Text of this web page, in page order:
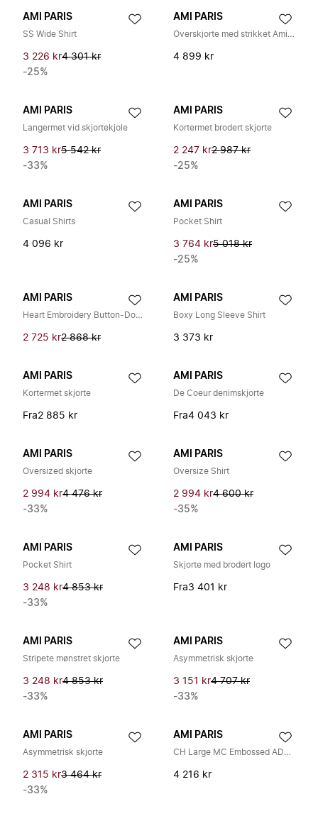
AMI PARIS
SS Wide Shirt
3 226 kr4 301 kr
-25%
AMI PARIS
Overskjorte med strikket Ami de Coeur
4 899 kr
AMI PARIS
Langermet vid skjortekjole
3 713 kr5 542 kr
-33%
AMI PARIS
Kortermet brodert skjorte
2 247 kr2 987 kr
-25%
AMI PARIS
Casual Shirts
4 096 kr
AMI PARIS
Pocket Shirt
3 764 kr5 018 kr
-25%
AMI PARIS
Heart Embroidery Button-Down Shirt
2 725 kr2 868 kr
AMI PARIS
Boxy Long Sleeve Shirt
3 373 kr
AMI PARIS
Kortermet skjorte
Fra2 885 kr
AMI PARIS
De Coeur denimskjorte
Fra4 043 kr
AMI PARIS
Oversized skjorte
2 994 kr4 476 kr
-33%
AMI PARIS
Oversize Shirt
2 994 kr4 600 kr
-35%
AMI PARIS
Pocket Shirt
3 248 kr4 853 kr
-33%
AMI PARIS
Skjorte med brodert logo
Fra3 401 kr
AMI PARIS
Stripete mønstret skjorte
3 248 kr4 853 kr
-33%
AMI PARIS
Asymmetrisk skjorte
3 151 kr4 707 kr
-33%
AMI PARIS
Asymmetrisk skjorte
2 315 kr3 464 kr
-33%
AMI PARIS
CH Large MC Embossed ADC Wide Shirt
4 216 kr